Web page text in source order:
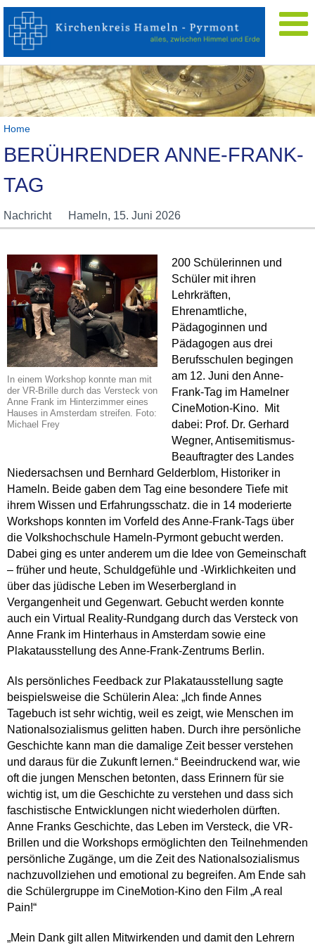
Home
BERÜHRENDER ANNE-FRANK-
TAG
Nachricht Hameln, 15. Juni 2026
In einem Workshop konnte man mit
der VR-Brille durch das Versteck von
Anne Frank im Hinterzimmer eines
Hauses in Amsterdam streifen. Foto:
Michael Frey
200 Schülerinnen und
Schüler mit ihren
Lehrkräften,
Ehrenamtliche,
Pädagoginnen und
Pädagogen aus drei
Berufsschulen begingen
am 12. Juni den Anne-
Frank-Tag im Hamelner
CineMotion-Kino. Mit
dabei: Prof. Dr. Gerhard
Wegner, Antisemitismus-
Beauftragter des Landes
Niedersachsen und Bernhard Gelderblom, Historiker in
Hameln. Beide gaben dem Tag eine besondere Tiefe mit
ihrem Wissen und Erfahrungsschatz. die in 14 moderierte
Workshops konnten im Vorfeld des Anne-Frank-Tags über
die Volkshochschule Hameln-Pyrmont gebucht werden.
Dabei ging es unter anderem um die Idee von Gemeinschaft
– früher und heute, Schuldgefühle und -Wirklichkeiten und
über das jüdische Leben im Weserbergland in
Vergangenheit und Gegenwart. Gebucht werden konnte
auch ein Virtual Reality-Rundgang durch das Versteck von
Anne Frank im Hinterhaus in Amsterdam sowie eine
Plakatausstellung des Anne-Frank-Zentrums Berlin.
Als persönliches Feedback zur Plakatausstellung sagte
beispielsweise die Schülerin Alea: „Ich finde Annes
Tagebuch ist sehr wichtig, weil es zeigt, wie Menschen im
Nationalsozialismus gelitten haben. Durch ihre persönliche
Geschichte kann man die damalige Zeit besser verstehen
und daraus für die Zukunft lernen.“ Beeindruckend war, wie
oft die jungen Menschen betonten, dass Erinnern für sie
wichtig ist, um die Geschichte zu verstehen und dass sich
faschistische Entwicklungen nicht wiederholen dürften.
Anne Franks Geschichte, das Leben im Versteck, die VR-
Brillen und die Workshops ermöglichten den Teilnehmenden
persönliche Zugänge, um die Zeit des Nationalsozialismus
nachzuvollziehen und emotional zu begreifen. Am Ende sah
die Schülergruppe im CineMotion-Kino den Film „A real
Pain!“
„Mein Dank gilt allen Mitwirkenden und damit den Lehrern